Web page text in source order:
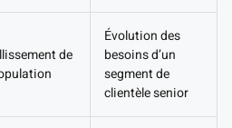
de
Évolution des
besoins d’un
segment de
clientèle senior